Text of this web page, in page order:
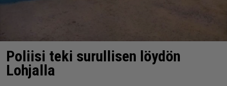
Poliisi teki surullisen löydön
Lohjalla